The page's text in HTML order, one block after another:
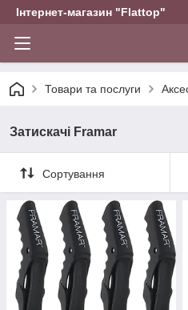
Інтернет-магазин "Flattop"
Товари та послуги
Затискачі Framar
Сортування